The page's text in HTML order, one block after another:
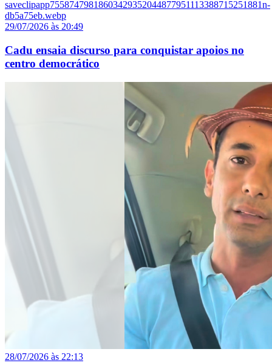
29/07/2026 às 20:49
Cadu ensaia discurso para conquistar apoios no
centro democrático
28/07/2026 às 22:13